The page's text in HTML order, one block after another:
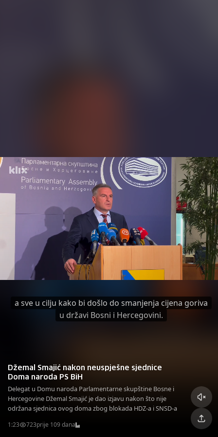
a sve u cilju kako bi došlo do smanjenja cijena goriva
u državi Bosni i Hercegovini.
Džemal Smajić nakon neuspješne sjednice
Doma naroda PS BiH
Delegat u Domu naroda Parlamentarne skupštine Bosne i
Hercegovine Džemal Smajić je dao izjavu nakon što nije
održana sjednica ovog doma zbog blokada HDZ-a i SNSD-a
1:23 723prije 109 dana